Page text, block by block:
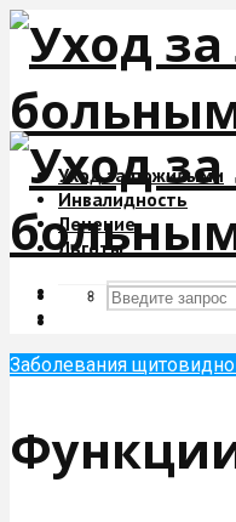
Уход за пожилыми
Инвалидность
Лечение
Льготы
Заболевания